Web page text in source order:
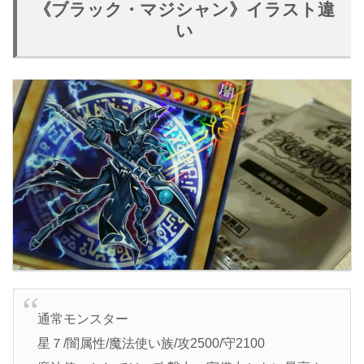
《ブラック・マジシャン》イラスト違
い
通常モンスター
星７/闇属性/魔法使い族/攻2500/守2100